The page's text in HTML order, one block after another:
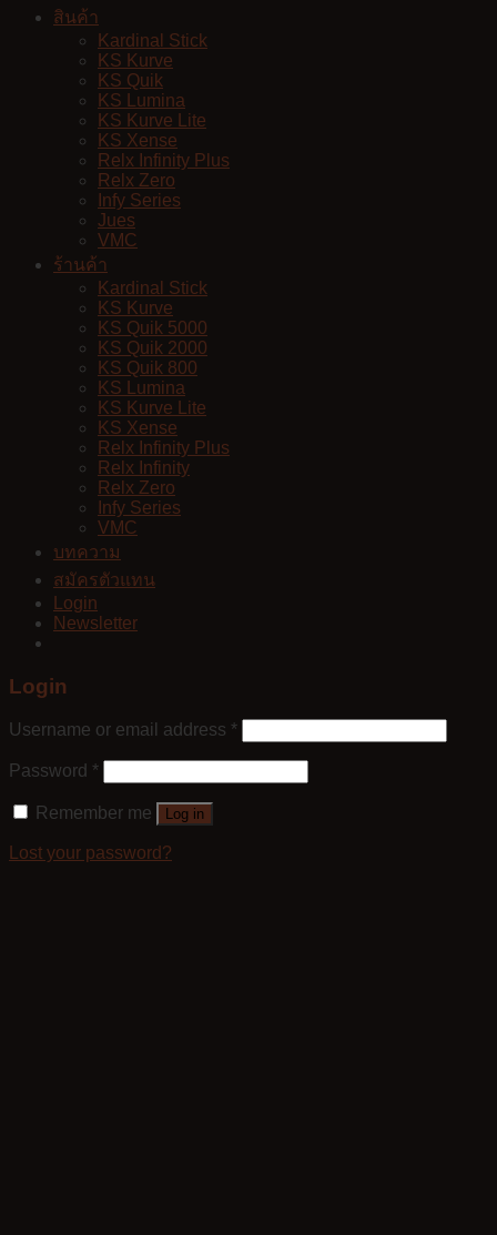
สินค้า
Kardinal Stick
KS Kurve
KS Quik
KS Lumina
KS Kurve Lite
KS Xense
Relx Infinity Plus
Relx Zero
Infy Series
Jues
VMC
ร้านค้า
Kardinal Stick
KS Kurve
KS Quik 5000
KS Quik 2000
KS Quik 800
KS Lumina
KS Kurve Lite
KS Xense
Relx Infinity Plus
Relx Infinity
Relx Zero
Infy Series
VMC
บทความ
สมัครตัวแทน
Login
Newsletter
Login
Username or email address *
Password *
Remember me Log in
Lost your password?